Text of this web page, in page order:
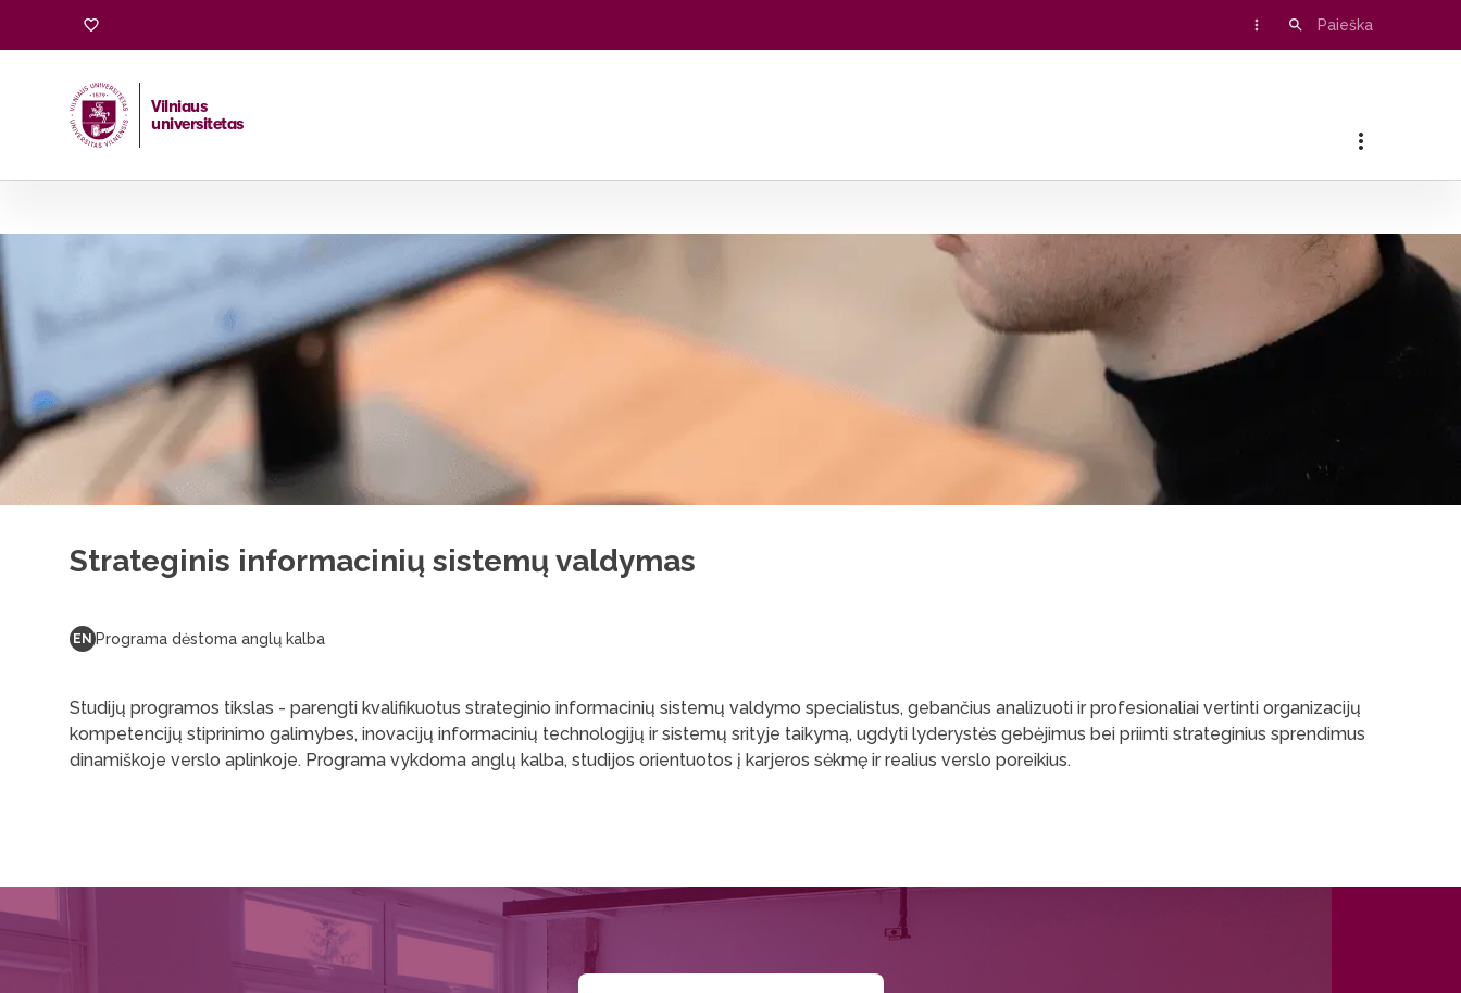
Vilniaus
universitetas
Strateginis informacinių sistemų valdymas
EN Programa dėstoma anglų kalba
Studijų programos tikslas - parengti kvalifikuotus strateginio informacinių sistemų valdymo specialistus, gebančius analizuoti ir profesionaliai vertinti organizacijų
kompetencijų stiprinimo galimybes, inovacijų informacinių technologijų ir sistemų srityje taikymą, ugdyti lyderystės gebėjimus bei priimti strateginius sprendimus
dinamiškoje verslo aplinkoje. Programa vykdoma anglų kalba, studijos orientuotos į karjeros sėkmę ir realius verslo poreikius.